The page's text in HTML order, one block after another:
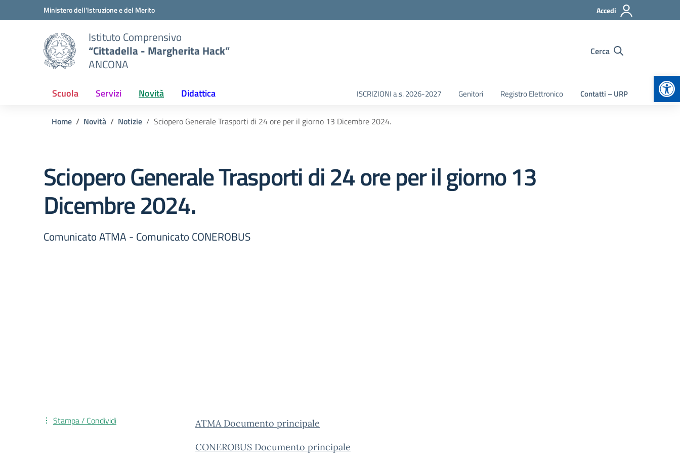
Vai ai contenuti
Vai al menu di navigazioneMinistero dell'Istruzione e del Merito Accedi
Istituto Comprensivo
“Cittadella - Margherita Hack”
ANCONA
Cerca
Scuola Servizi Novità Didattica ISCRIZIONI a.s. 2026-2027 Genitori Registro Elettronico Contatti – URP
Home Novità Notizie Sciopero Generale Trasporti di 24 ore per il giorno 13 Dicembre 2024.
Sciopero Generale Trasporti di 24 ore per il giorno 13
Dicembre 2024.
Comunicato ATMA - Comunicato CONEROBUS
ATMA Documento principale
CONEROBUS Documento principale
Stampa / Condividi